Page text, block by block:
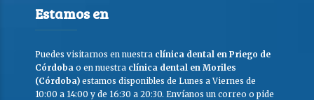
Estamos en
Puedes visitarnos en nuestra clínica dental en Priego de
Córdoba o en nuestra clínica dental en Moriles
(Córdoba) estamos disponibles de Lunes a Viernes de
10:00 a 14:00 y de 16:30 a 20:30. Envíanos un correo o pide